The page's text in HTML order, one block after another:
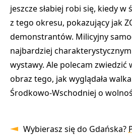
jeszcze słabiej robi się, kiedy
z tego okresu, pokazujący jak
demonstrantów. Milicyjny
najbardziej
wystawy. Ale polecam zwiedzić
obraz tego, jak wyglądała
Środkowo-Wschodniej o
Wybierasz się do Gdańska?